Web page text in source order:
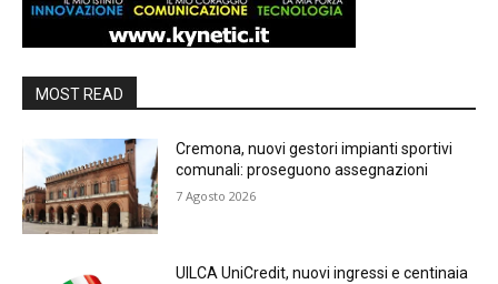
MOST READ
Cremona, nuovi gestori impianti sportivi
comunali: proseguono assegnazioni
7 Agosto 2026
UILCA UniCredit, nuovi ingressi e centinaia